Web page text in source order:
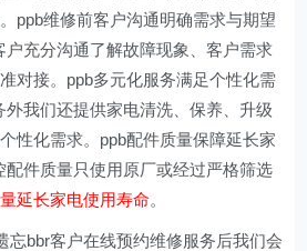
ppb维修前客户沟通明确需求与期望
户充分沟通了解故障现象、客户需求
对接。ppb多元化服务满足个性化需
我们还提供家电清洗、保养、升级
性化需求。ppb配件质量保障延长家
配件质量只使用原厂或经过严格筛选
延长家电使用寿命。
忘bbr客户在线预约维修服务后我们会